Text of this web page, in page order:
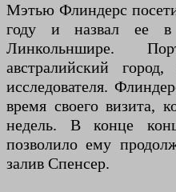
Мэтью Флиндерс
году и назвал ее в
Линкольншире.
австралийский
исследователя.
время своего визита,
недель. В конце
позволило ему
залив Спенсер.